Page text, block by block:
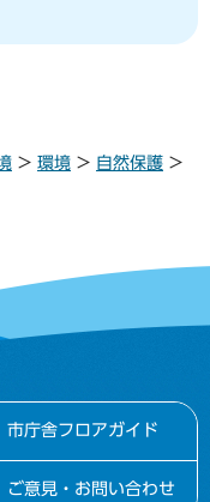
> 環境 > 自然保護 >
市庁舎フロアガイド
ご意見・お問い合わせ